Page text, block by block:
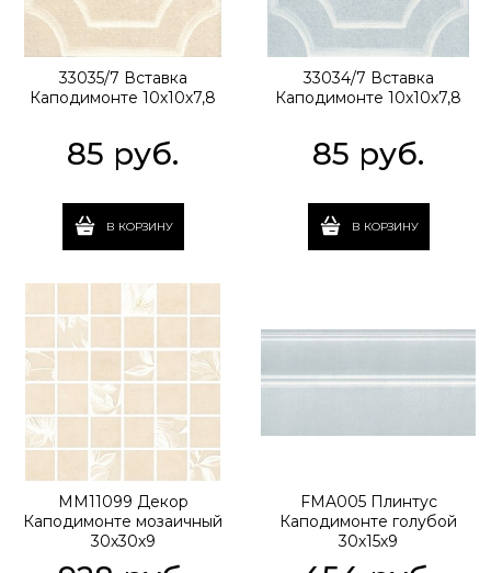
33035/7 Вставка
Каподимонте 10х10х7,8
85 руб.
В КОРЗИНУ
33034/7 Вставка
Каподимонте 10х10х7,8
85 руб.
В КОРЗИНУ
MM11099 Декор
Каподимонте мозаичный
30х30х9
FMA005 Плинтус
Каподимонте голубой
30х15х9